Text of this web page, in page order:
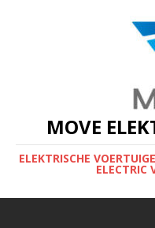
MOVE
ELEKTRISCHE
ELECTRIC